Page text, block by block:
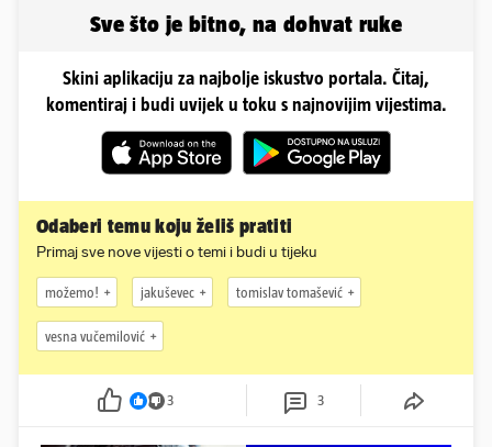
Sve što je bitno, na dohvat ruke
Skini aplikaciju za najbolje iskustvo portala. Čitaj,
komentiraj i budi uvijek u toku s najnovijim vijestima.
Odaberi temu koju želiš pratiti
Primaj sve nove vijesti o temi i budi u tijeku
možemo! jakuševec tomislav tomašević
vesna vučemilović
3 3